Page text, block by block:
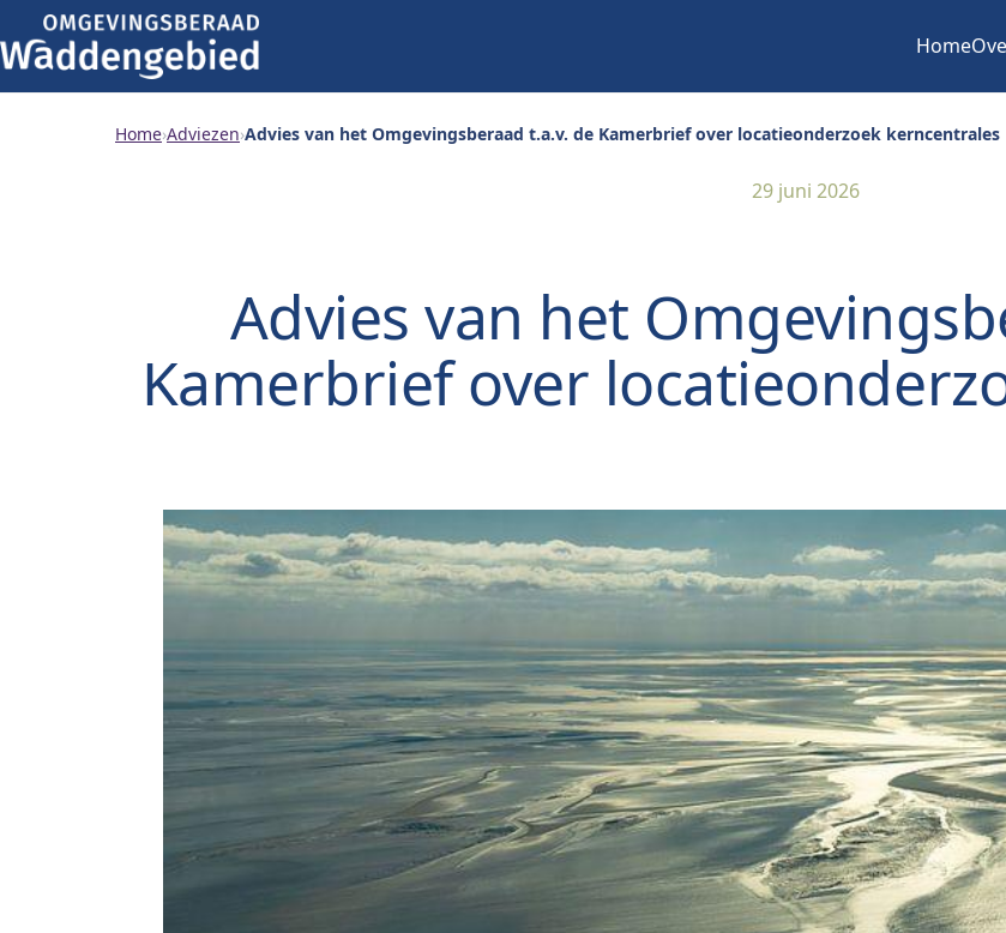
Home
Home›Adviezen›Advies van het Omgevingsberaad t.a.v. de Kamerbrief over locatieonderzoek kerncentrales
29 juni 2026
Advies van het
Kamerbrief over